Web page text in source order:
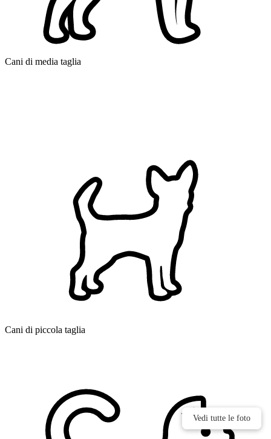
Vedi tutte le foto
Vedi tutte le foto
Cani di media taglia
Cani di piccola taglia